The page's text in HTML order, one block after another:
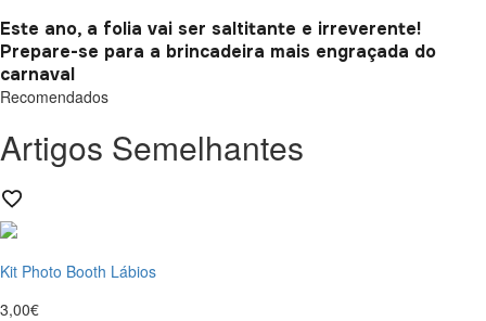
Este ano, a folia vai ser saltitante e irreverente!
Prepare-se para a brincadeira mais engraçada do
carnaval
Recomendados
Artigos Semelhantes
Kit Photo Booth Lábios
3,00€